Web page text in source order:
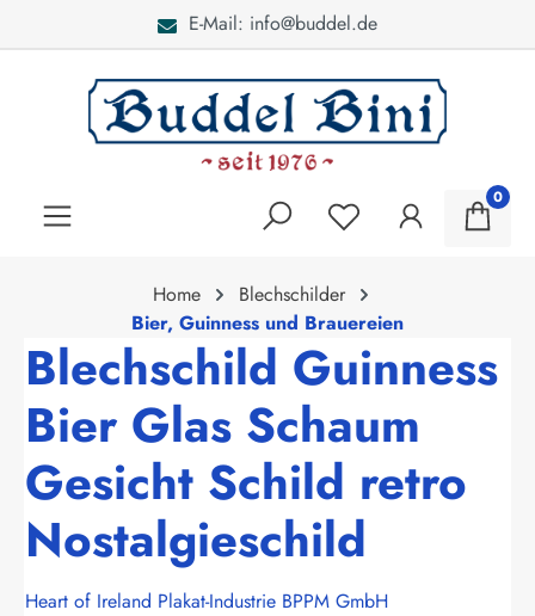
E-Mail: info@buddel.de
0
Home
Blechschilder
Bier, Guinness und Brauereien
Blechschild Guinness
Bier Glas Schaum
Gesicht Schild retro
Nostalgieschild
Heart of Ireland Plakat-Industrie BPPM GmbH